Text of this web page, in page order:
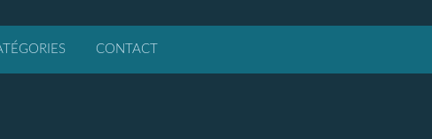
CONTACT